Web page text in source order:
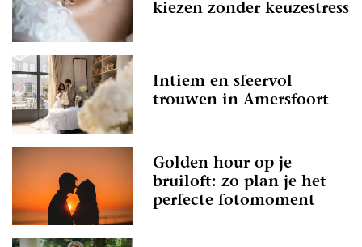
kiezen zonder keuzestress
Intiem en sfeervol
trouwen in Amersfoort
Golden hour op je
bruiloft: zo plan je het
perfecte fotomoment